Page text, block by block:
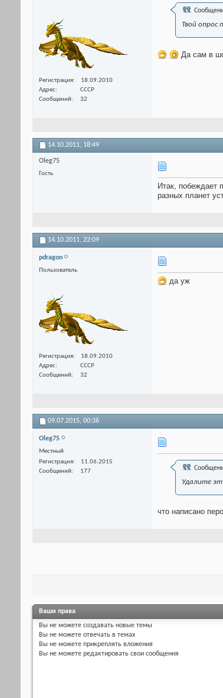
Регистрация
18.09.2010
Адрес
СССР
Сообщений
32
Твой опрос
Да сам в
14.10.2011, 18:49
Oleg75
Гость
Итак, побеждает
разных планет
14.10.2011, 22:09
pdragon
Пользователь
Регистрация
18.09.2010
Адрес
СССР
Сообщений
32
да уж
09.07.2015, 00:36
Оlеg75
Местный
Регистрация
11.06.2015
Сообщений
177
Удалите
что написано
Ваши права
Вы не можете создавать новые темы
Вы не можете отвечать в темах
Вы не можете прикреплять вложения
Вы не можете редактировать свои сообщения